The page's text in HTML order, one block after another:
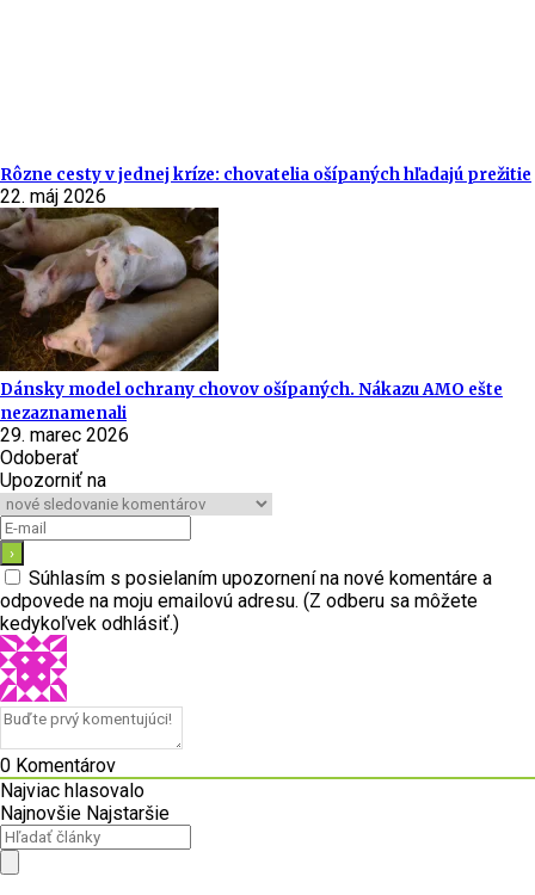
Rôzne cesty v jednej kríze: chovatelia ošípaných hľadajú prežitie
22. máj 2026
Dánsky model ochrany chovov ošípaných. Nákazu AMO ešte
nezaznamenali
29. marec 2026
Odoberať
Upozorniť na
Súhlasím s posielaním upozornení na nové komentáre a
odpovede na moju emailovú adresu. (Z odberu sa môžete
kedykoľvek odhlásiť.)
0 Komentárov
Najviac hlasovalo
Najnovšie Najstaršie